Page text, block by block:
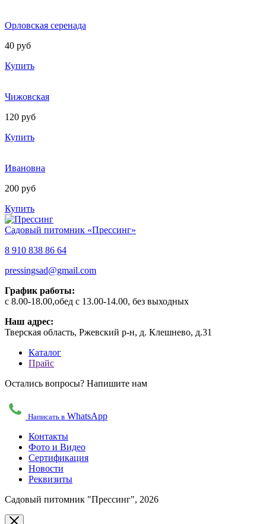
Орловская серенада
40 руб
Купить
Чижовская
120 руб
Купить
Ивановна
200 руб
Купить
Садовый питомник «Прессинг»
8 910 838 86 64
pressingsad@gmail.com
График работы:
с 8.00-18.00,обед с 13.00-14.00, без выходных
Наш адрес:
Тверская область, Ржевский р-н, д. Клешнево, д.31
Каталог
Прайс
Остались вопросы? Напишите нам
Написать в WhatsApp
Контакты
Фото и Видео
Сертификация
Новости
Реквизиты
Садовый питомник "Прессинг", 2026